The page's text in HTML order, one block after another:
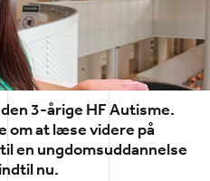
3-årige HF Autisme.
om at læse videre på
en ungdomsuddannelse
nu.